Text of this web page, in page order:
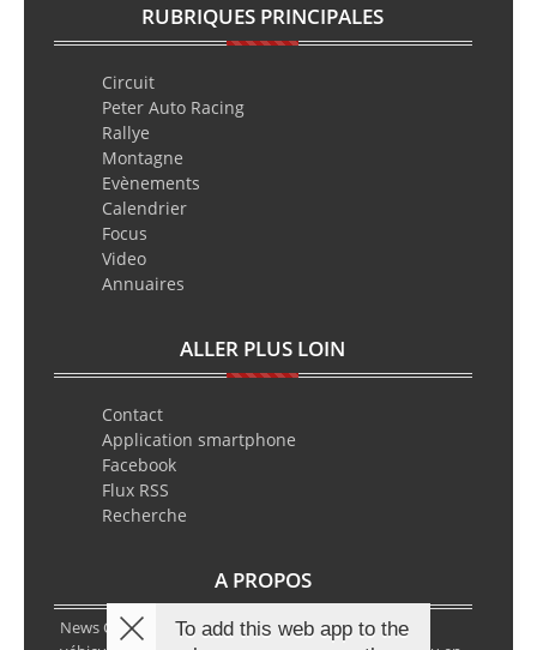
RUBRIQUES PRINCIPALES
Circuit
Peter Auto Racing
Rallye
Montagne
Evènements
Calendrier
Focus
Video
Annuaires
ALLER PLUS LOIN
Contact
Application smartphone
Facebook
Flux RSS
Recherche
A PROPOS
News Classic Racing est le portail de l’actualité du
To add this web app to the